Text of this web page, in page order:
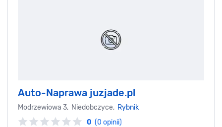
Auto-Naprawa juzjade.pl
Modrzewiowa 3, Niedobczyce, Rybnik
0 (0 opinii)